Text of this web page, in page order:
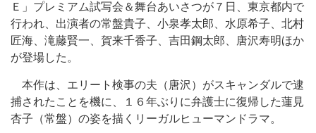
Ｅ」プレミアム試写会＆舞台あいさつが７日、東京都内で
行われ、出演者の常盤貴子、小泉孝太郎、水原希子、北村
匠海、滝藤賢一、賀来千香子、吉田鋼太郎、唐沢寿明ほか
が登場した。
本作は、エリート検事の夫（唐沢）がスキャンダルで逮
捕されたことを機に、１６年ぶりに弁護士に復帰した蓮見
杏子（常盤）の姿を描くリーガルヒューマンドラマ。